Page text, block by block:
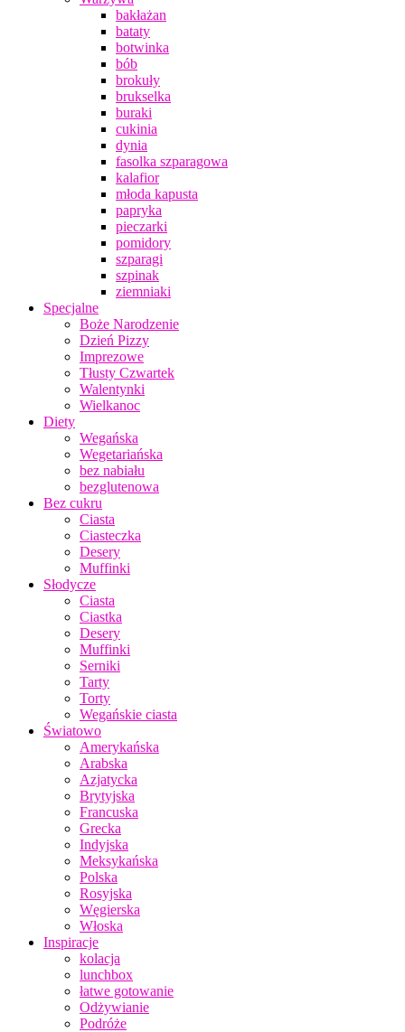
bakłażan
bataty
botwinka
bób
brokuły
brukselka
buraki
cukinia
dynia
fasolka szparagowa
kalafior
młoda kapusta
papryka
pieczarki
pomidory
szparagi
szpinak
ziemniaki
Specjalne
Boże Narodzenie
Dzień Pizzy
Imprezowe
Tłusty Czwartek
Walentynki
Wielkanoc
Diety
Wegańska
Wegetariańska
bez nabiału
bezglutenowa
Bez cukru
Ciasta
Ciasteczka
Desery
Muffinki
Słodycze
Ciasta
Ciastka
Desery
Muffinki
Serniki
Tarty
Torty
Wegańskie ciasta
Światowo
Amerykańska
Arabska
Azjatycka
Brytyjska
Francuska
Grecka
Indyjska
Meksykańska
Polska
Rosyjska
Węgierska
Włoska
Inspiracje
kolacja
lunchbox
łatwe gotowanie
Odżywianie
Podróże